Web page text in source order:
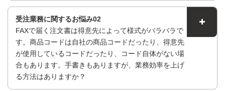
受注業務に関するお悩み02
FAXで届く注文書は得意先によって様式がバラバラで
す。商品コードは自社の商品コードだったり、得意先
が使用しているコードだったり、コード自体がない場
合もあります。手書きもありますが、業務効率を上げ
る方法はありますか？